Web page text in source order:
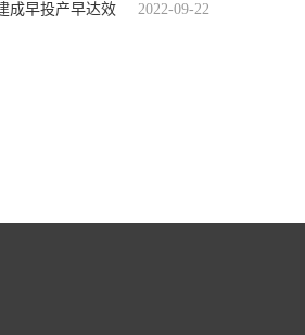
成早投产早达效
2022-09-22